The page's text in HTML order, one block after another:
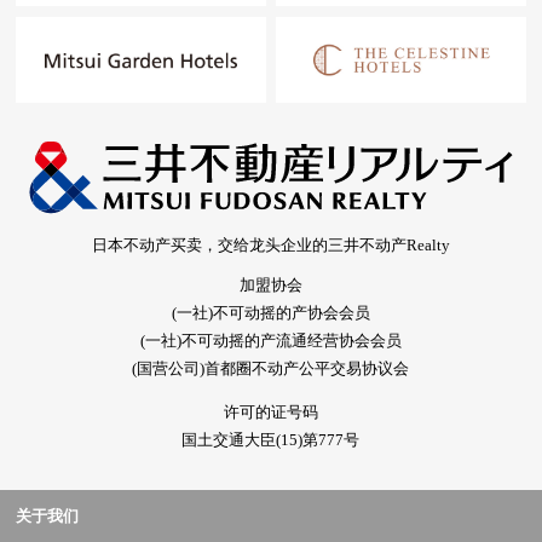
日本不动产买卖，交给龙头企业的三井不动产Realty
加盟协会
(一社)不可动摇的产协会会员
(一社)不可动摇的产流通经营协会会员
(国营公司)首都圈不动产公平交易协议会
许可的证号码
国土交通大臣(15)第777号
关于我们